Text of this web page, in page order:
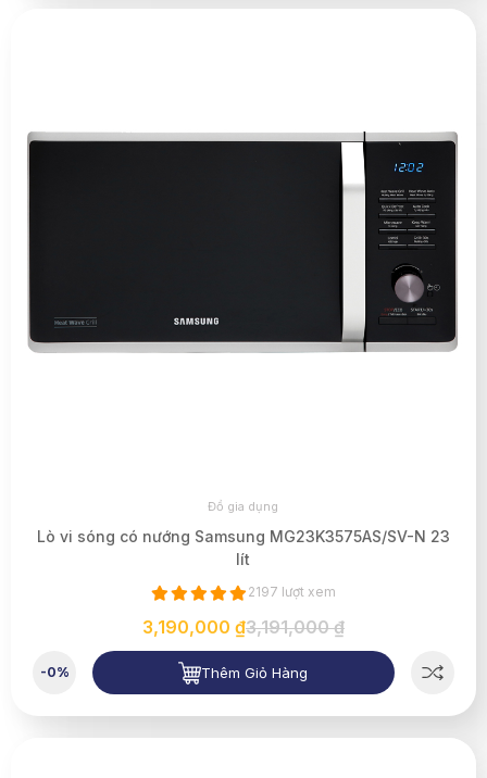
Đồ gia dụng
Lò vi sóng có nướng Samsung MG23K3575AS/SV-N 23
lít
2197 lượt xem
3,190,000 ₫3,191,000 ₫
-0% Thêm Giỏ Hàng